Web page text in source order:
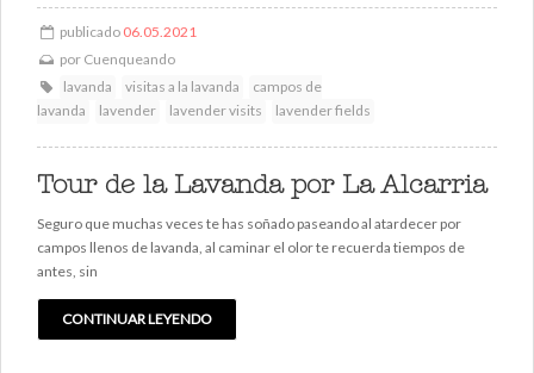
publicado 06.05.2021
por Cuenqueando
lavanda
visitas a la lavanda
campos de
lavanda
lavender lavender visits lavender fields
Tour de la Lavanda por La Alcarria
Seguro que muchas veces te has soñado paseando al atardecer por
campos llenos de lavanda, al caminar el olor te recuerda tiempos de
antes, sin
CONTINUAR LEYENDO